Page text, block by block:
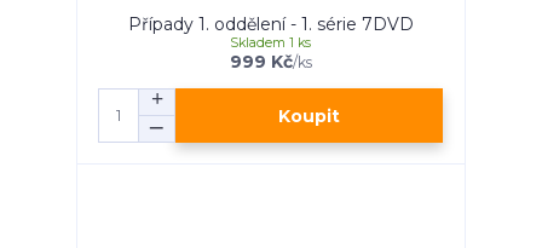
Případy 1. oddělení - 1. série 7DVD
999 Kč/ks
Skladem 1 ks
Koupit